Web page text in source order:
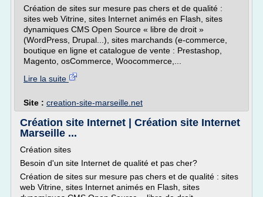
Création de sites sur mesure pas chers et de qualité :
sites web Vitrine, sites Internet animés en Flash, sites
dynamiques CMS Open Source « libre de droit »
(WordPress, Drupal...), sites marchands (e-commerce,
boutique en ligne et catalogue de vente : Prestashop,
Magento, osCommerce, Woocommerce,...
Lire la suite
Site : creation-site-marseille.net
Création site Internet | Création site Internet
Marseille ...
Création sites
Besoin d'un site Internet de qualité et pas cher?
Création de sites sur mesure pas chers et de qualité : sites
web Vitrine, sites Internet animés en Flash, sites